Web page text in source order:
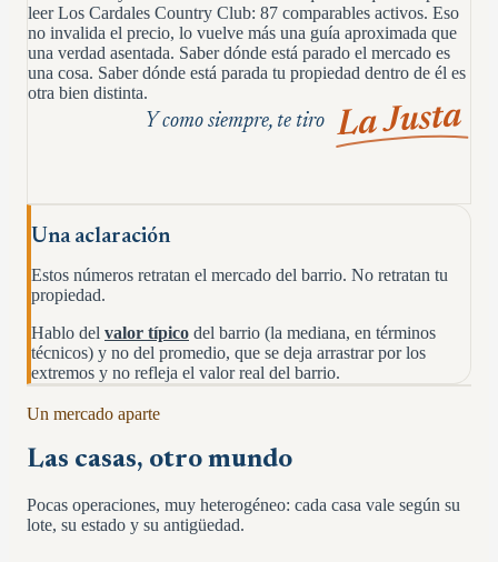
leer Los Cardales Country Club: 87 comparables activos. Eso
no invalida el precio, lo vuelve más una guía aproximada que
una verdad asentada. Saber dónde está parado el mercado es
una cosa. Saber dónde está parada tu propiedad dentro de él es
otra bien distinta.
Y como siempre, te tiro La Justa
Una aclaración
Estos números retratan el mercado del barrio. No retratan tu
propiedad.
Hablo del valor típico del barrio (la mediana, en términos
técnicos) y no del promedio, que se deja arrastrar por los
extremos y no refleja el valor real del barrio.
Un mercado aparte
Las casas, otro mundo
Pocas operaciones, muy heterogéneo: cada casa vale según su
lote, su estado y su antigüedad.